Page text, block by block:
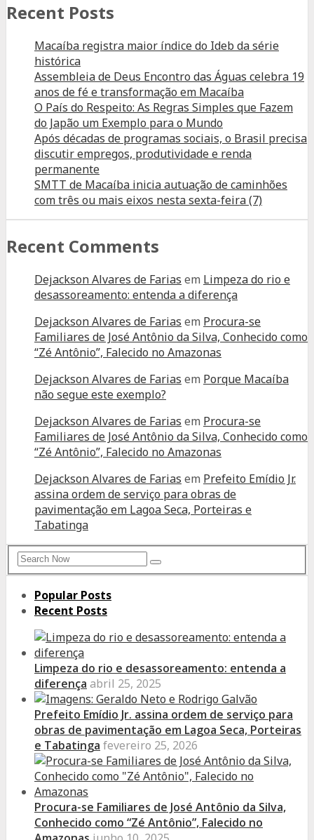
Recent Posts
Macaíba registra maior índice do Ideb da série
histórica
Assembleia de Deus Encontro das Águas celebra 19
anos de fé e transformação em Macaíba
O País do Respeito: As Regras Simples que Fazem
do Japão um Exemplo para o Mundo
Após décadas de programas sociais, o Brasil precisa
discutir empregos, produtividade e renda
permanente
SMTT de Macaíba inicia autuação de caminhões
com três ou mais eixos nesta sexta-feira (7)
Recent Comments
Dejackson Alvares de Farias em Limpeza do rio e
desassoreamento: entenda a diferença
Dejackson Alvares de Farias em Procura-se
Familiares de José Antônio da Silva, Conhecido como
“Zé Antônio”, Falecido no Amazonas
Dejackson Alvares de Farias em Porque Macaíba
não segue este exemplo?
Dejackson Alvares de Farias em Procura-se
Familiares de José Antônio da Silva, Conhecido como
“Zé Antônio”, Falecido no Amazonas
Dejackson Alvares de Farias em Prefeito Emídio Jr.
assina ordem de serviço para obras de
pavimentação em Lagoa Seca, Porteiras e
Tabatinga
Search
for:
Search
Popular Posts
Recent Posts
Limpeza do rio e desassoreamento: entenda a
diferença abril 25, 2025
Prefeito Emídio Jr. assina ordem de serviço para
obras de pavimentação em Lagoa Seca, Porteiras
e Tabatinga fevereiro 25, 2026
Procura-se Familiares de José Antônio da Silva,
Conhecido como “Zé Antônio”, Falecido no